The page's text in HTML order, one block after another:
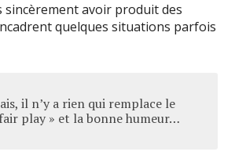
avoir produit des
quelques situations parfois
il n’y a rien qui remplace le
play » et la bonne humeur…